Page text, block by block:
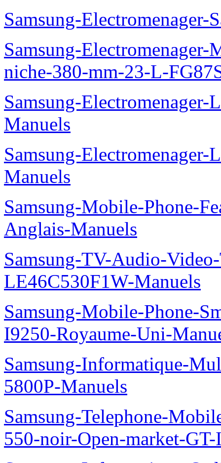
Samsung-Electromenager-
Samsung-
niche-380-mm-23-L-
Samsung-
Manuels
Samsung-
Manuels
Samsung-Mobile-Phone-
Anglais-Manuels
Samsung-TV-Audio-
LE46C530F1W-Manuels
Samsung-Mobile-Phone-
I9250-Royaume-Uni-
Samsung-Informatique-
5800P-Manuels
Samsung-Telephone-
550-noir-Open-market-